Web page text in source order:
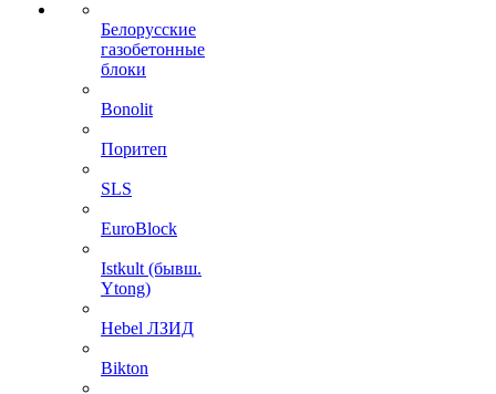
Белорусские
газобетонные
блоки
Bonolit
Поритеп
SLS
EuroBlock
Istkult (бывш.
Ytong)
Hebel ЛЗИД
Bikton